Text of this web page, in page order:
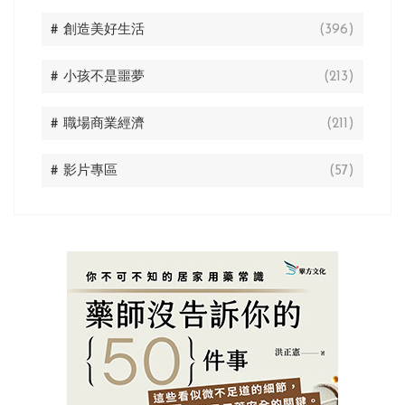
# 創造美好生活 (396)
# 小孩不是噩夢 (213)
# 職場商業經濟 (211)
# 影片專區 (57)